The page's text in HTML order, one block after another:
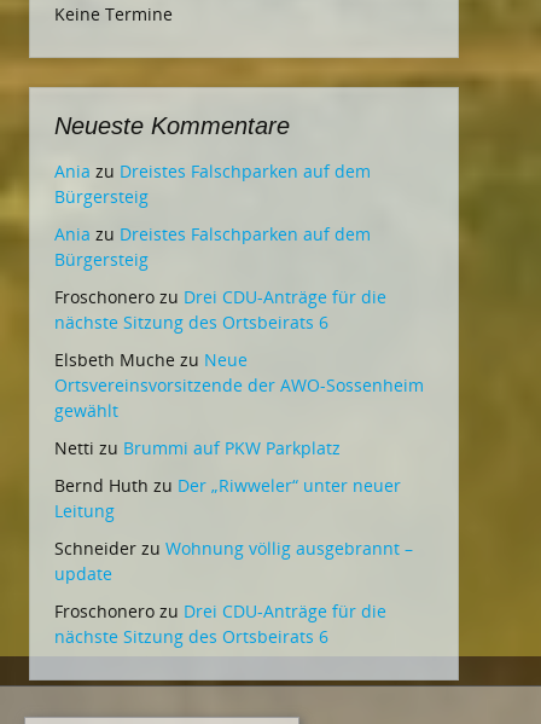
Keine Termine
Neueste Kommentare
Ania zu Dreistes Falschparken auf dem
Bürgersteig
Ania zu Dreistes Falschparken auf dem
Bürgersteig
Froschonero zu Drei CDU-Anträge für die
nächste Sitzung des Ortsbeirats 6
Elsbeth Muche zu Neue
Ortsvereinsvorsitzende der AWO-Sossenheim
gewählt
Netti zu Brummi auf PKW Parkplatz
Bernd Huth zu Der „Riwweler“ unter neuer
Leitung
Schneider zu Wohnung völlig ausgebrannt –
update
Froschonero zu Drei CDU-Anträge für die
nächste Sitzung des Ortsbeirats 6